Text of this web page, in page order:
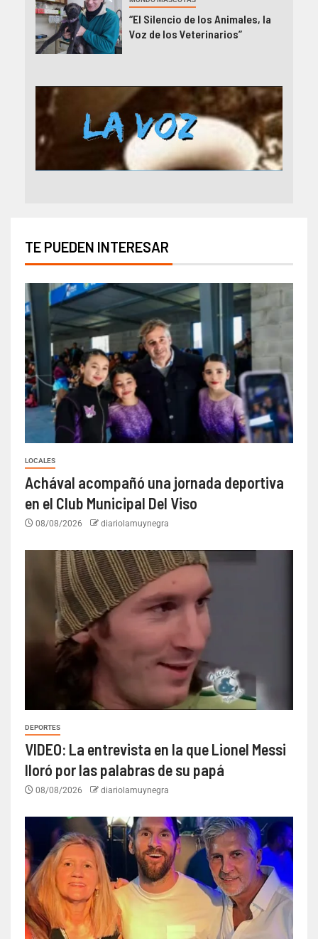
“El Silencio de los Animales, la
Voz de los Veterinarios”
TE PUEDEN INTERESAR
LOCALES
Achával acompañó una jornada deportiva
en el Club Municipal Del Viso
08/08/2026 diariolamuynegra
DEPORTES
VIDEO: La entrevista en la que Lionel Messi
lloró por las palabras de su papá
08/08/2026 diariolamuynegra